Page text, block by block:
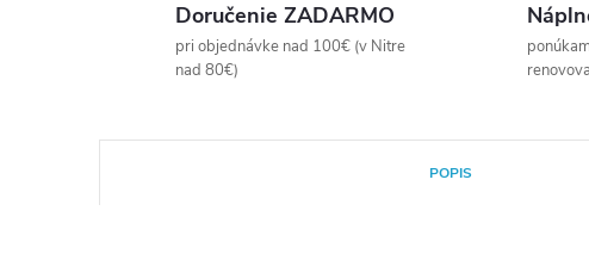
Doručenie ZADARMO
pri objednávke nad 100€ (v Nitre
nad 80€)
POPIS